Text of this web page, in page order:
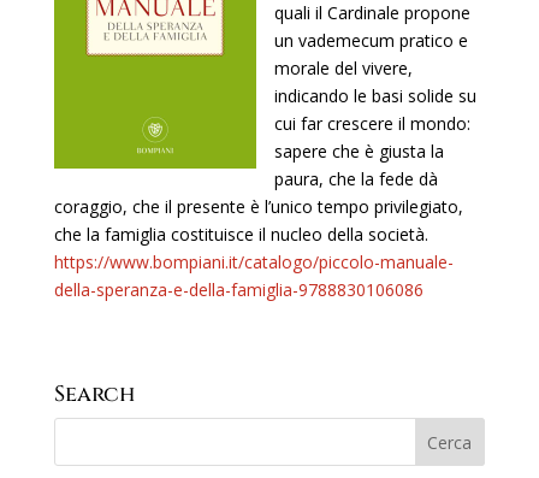
quali il Cardinale propone
un vademecum pratico e
morale del vivere,
indicando le basi solide su
cui far crescere il mondo:
sapere che è giusta la
paura, che la fede dà
coraggio, che il presente è l’unico tempo privilegiato,
che la famiglia costituisce il nucleo della società.
https://www.bompiani.it/catalogo/piccolo-manuale-
della-speranza-e-della-famiglia-9788830106086
Search